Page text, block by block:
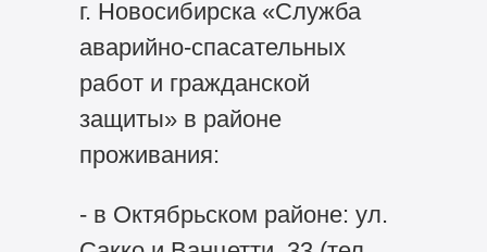
г. Новосибирска «Служба
аварийно-спасательных
работ и гражданской
защиты» в районе
проживания:
- в Октябрьском районе: ул.